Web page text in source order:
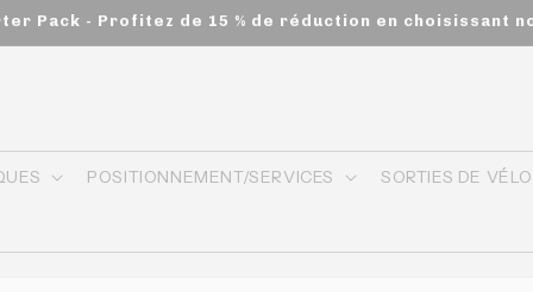
Pack - Profitez de 15 % de réduction en choisissant
POSITIONNEMENT/SERVICES SORTIES DE VÉLO